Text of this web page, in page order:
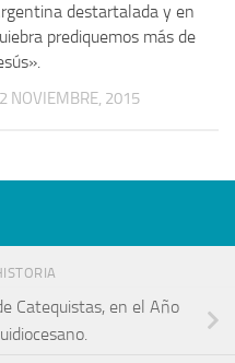
destartalada y en
prediquemos más de
NOVIEMBRE, 2015
Catequistas, en el Año